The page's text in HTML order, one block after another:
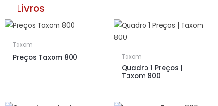
Livros
Taxom
Preços Taxom 800 Taxom
Quadro 1 Preços |
Taxom 800